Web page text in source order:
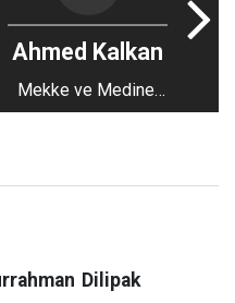
Ahmed Kalkan
Mekke ve Medine:
Tuzun Koktuğu
Dilipak